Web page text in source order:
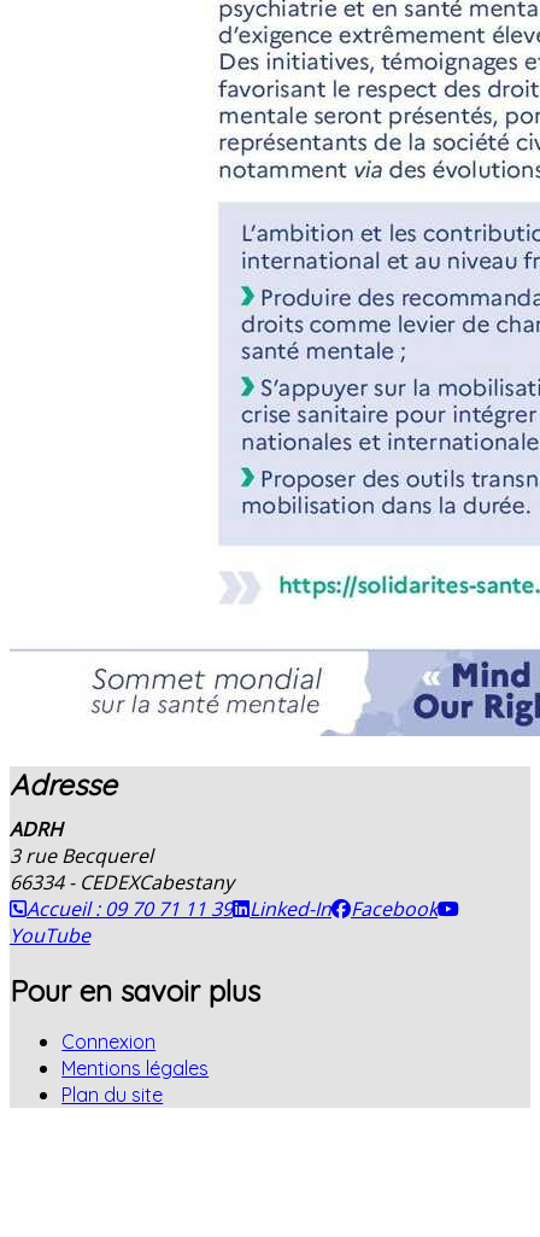
Adresse
ADRH
3 rue Becquerel
66334 - CEDEXCabestany
Accueil : 09 70 71 11 39
Linked-In
Facebook
YouTube
Pour en savoir plus
Connexion
Mentions légales
Plan du site